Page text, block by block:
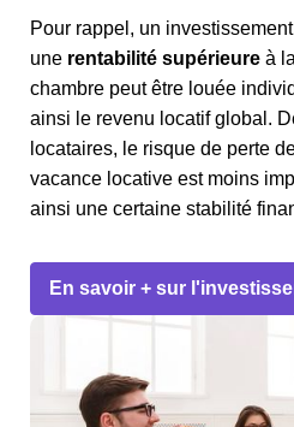
Pour rappel, un
une rentabilité supérieure à
chambre peut être louée
ainsi le revenu locatif global.
locataires, le risque de perte
vacance locative est moins
ainsi une certaine stabilité
En savoir + sur